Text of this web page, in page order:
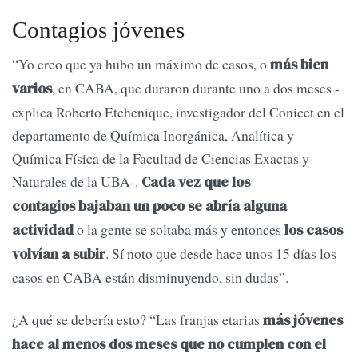
Contagios jóvenes
“Yo creo que ya hubo un máximo de casos, omás bien
varios, en CABA, que duraron durante uno a dos meses -
explica Roberto Etchenique, investigador del Conicet en el
departamento de Química Inorgánica, Analítica y
Química Física de la Facultad de Ciencias Exactas y
Naturales de la UBA-. Cada vez que los
contagios bajaban un poco se abría alguna
actividado la gente se soltaba más y entonces los casos
volvían a subir. Sí noto que desde hace unos 15 días los
casos en CABA están disminuyendo, sin dudas”.
¿A qué se debería esto? “Las franjas etarias más jóvenes
hace al menos dos meses que no cumplen con el